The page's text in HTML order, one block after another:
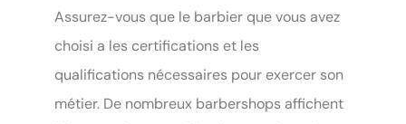
Assurez-vous que le barbier que vous avez
choisi a les certifications et les
qualifications nécessaires pour exercer son
métier. De nombreux barbershops affichent